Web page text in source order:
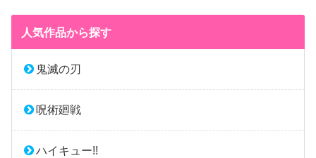
人気作品から探す
鬼滅の刃
呪術廻戦
ハイキュー!!